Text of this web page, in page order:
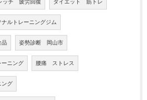
ッチ 疲労回復 ダイエット 筋トレ
ルトレーニングジム
品 姿勢診断 岡山市
ニング 腰痛 ストレス
グ